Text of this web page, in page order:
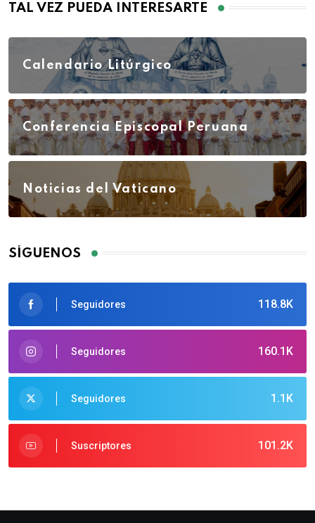
TAL VEZ PUEDA INTERESARTE
Calendario Litúrgico
Conferencia Episcopal Peruana
Noticias del Vaticano
SÍGUENOS
118.8K
Seguidores
160.1K
Seguidores
1.1K
Seguidores
101.2K
Suscriptores